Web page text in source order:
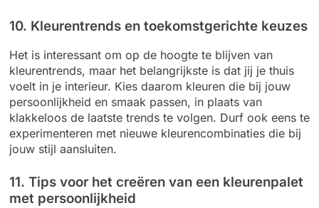
10. Kleurentrends en toekomstgerichte keuzes
Het is interessant om op de hoogte te blijven van
kleurentrends, maar het belangrijkste is dat jij je thuis
voelt in je interieur. Kies daarom kleuren die bij jouw
persoonlijkheid en smaak passen, in plaats van
klakkeloos de laatste trends te volgen. Durf ook eens te
experimenteren met nieuwe kleurencombinaties die bij
jouw stijl aansluiten.
11. Tips voor het creëren van een kleurenpalet
met persoonlijkheid